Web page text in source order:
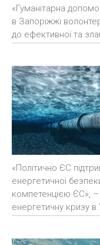
«Гуманітарна
в Запоріжжі
до ефективної та
«Політично ЄС
енергетичної
компетенцією ЄС», –
енергетичну кризу в